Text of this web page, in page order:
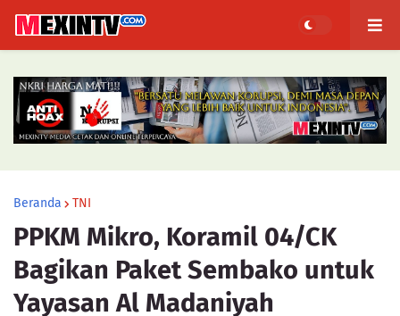
Beranda TNI
PPKM Mikro, Koramil 04/CK
Bagikan Paket Sembako untuk
Yayasan Al Madaniyah